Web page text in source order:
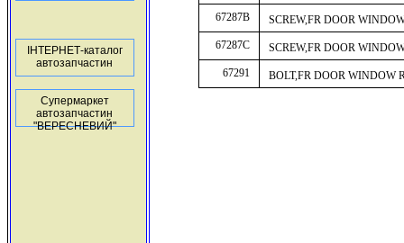
ІНТЕРНЕТ-каталог
автозапчастин
Супермаркет
автозапчастин
"ВЕРЕСНЕВИЙ"
67287B
SCREW,FR DOOR
67287C
SCREW,FR DOOR
67291
BOLT,FR DOOR WINDOW